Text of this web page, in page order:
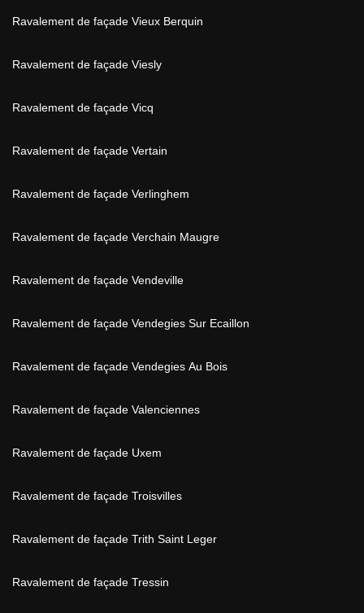
Ravalement de façade Vieux Berquin
Ravalement de façade Viesly
Ravalement de façade Vicq
Ravalement de façade Vertain
Ravalement de façade Verlinghem
Ravalement de façade Verchain Maugre
Ravalement de façade Vendeville
Ravalement de façade Vendegies Sur Ecaillon
Ravalement de façade Vendegies Au Bois
Ravalement de façade Valenciennes
Ravalement de façade Uxem
Ravalement de façade Troisvilles
Ravalement de façade Trith Saint Leger
Ravalement de façade Tressin